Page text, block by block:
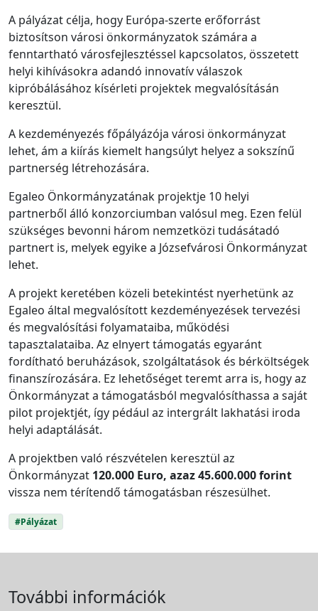
A pályázat célja, hogy Európa-szerte erőforrást
biztosítson városi önkormányzatok számára a
fenntartható városfejlesztéssel kapcsolatos, összetett
helyi kihívásokra adandó innovatív válaszok
kipróbálásához kísérleti projektek megvalósításán
keresztül.
A kezdeményezés főpályázója városi önkormányzat
lehet, ám a kiírás kiemelt hangsúlyt helyez a sokszínű
partnerség létrehozására.
Egaleo Önkormányzatának projektje 10 helyi
partnerből álló konzorciumban valósul meg. Ezen felül
szükséges bevonni három nemzetközi tudásátadó
partnert is, melyek egyike a Józsefvárosi Önkormányzat
lehet.
A projekt keretében közeli betekintést nyerhetünk az
Egaleo által megvalósított kezdeményezések tervezési
és megvalósítási folyamataiba, működési
tapasztalataiba. Az elnyert támogatás egyaránt
fordítható beruházások, szolgáltatások és bérköltségek
finanszírozására. Ez lehetőséget teremt arra is, hogy az
Önkormányzat a támogatásból megvalósíthassa a saját
pilot projektjét, így pédául az intergrált lakhatási iroda
helyi adaptálását.
A projektben való részvételen keresztül az
Önkormányzat 120.000 Euro, azaz 45.600.000 forint
vissza nem térítendő támogatásban részesülhet.
#Pályázat
További információk